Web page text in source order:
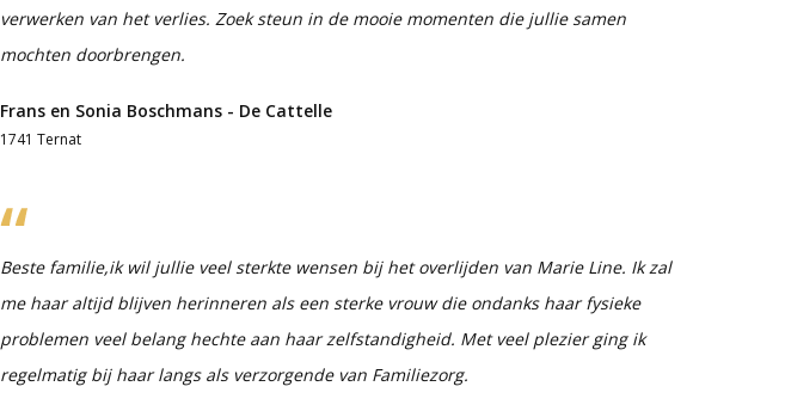
verwerken van het verlies. Zoek steun in de mooie momenten die jullie samen
mochten doorbrengen.
Frans en Sonia Boschmans - De Cattelle
1741 Ternat
Beste familie,ik wil jullie veel sterkte wensen bij het overlijden van Marie Line. Ik zal
me haar altijd blijven herinneren als een sterke vrouw die ondanks haar fysieke
problemen veel belang hechte aan haar zelfstandigheid. Met veel plezier ging ik
regelmatig bij haar langs als verzorgende van Familiezorg.